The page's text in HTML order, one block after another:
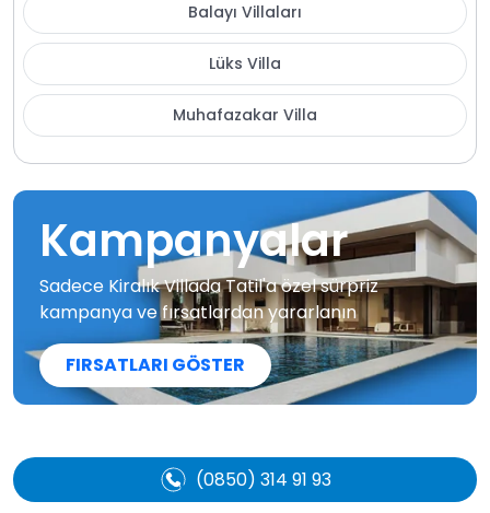
Balayı Villaları
Lüks Villa
Muhafazakar Villa
Kampanyalar
Sadece Kiralık Villada Tatil'a özel sürpriz
kampanya ve fırsatlardan yararlanın
FIRSATLARI GÖSTER
(0850) 314 91 93